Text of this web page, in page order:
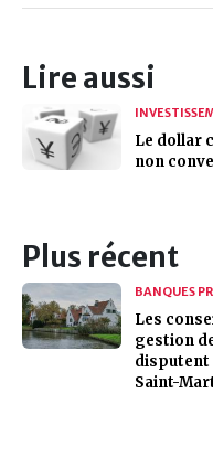
Lire aussi
Le dollar
non
Plus récent
BANQUES
Les
gestion
disputent
Saint-